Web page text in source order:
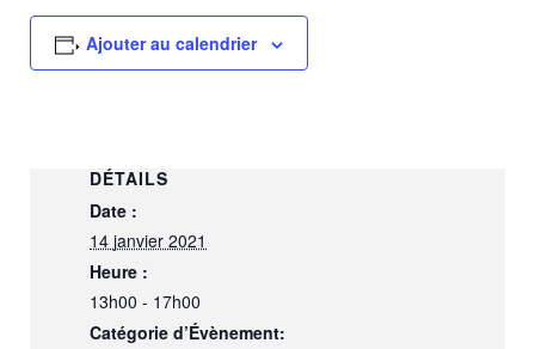
Ajouter au calendrier
DÉTAILS
Date :
14 janvier 2021
Heure :
13h00 - 17h00
Catégorie d’Évènement: